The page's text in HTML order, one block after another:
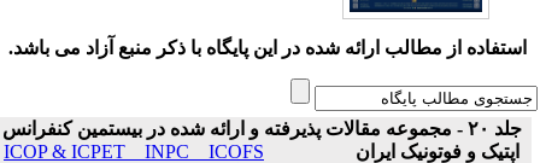
استفاده از مطالب ارائه شده در این پایگاه با ذکر منبع آزاد می باشد.
جلد ۲۰ - مجموعه مقالات پذیرفته و ارائه شده در بیستمین کنفرانس
اپتیک و فوتونیک ایران
ICOP & ICPET _ INPC _ ICOFS